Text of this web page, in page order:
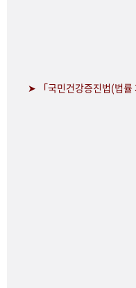
➤ 「국민건강증진법(법